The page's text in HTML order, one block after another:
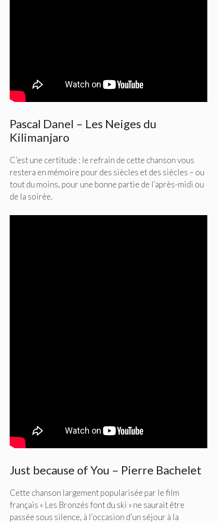
Pascal Danel – Les Neiges du
Kilimanjaro
C’est une certitude : le refrain de cette chanson vous
restera en mémoire pour des siècles et des siècles – ou
tout du moins, pour une bonne partie de l’après-midi ou
de la soirée.
Just because of You – Pierre Bachelet
Cette chanson largement popularisée par le film
français « Les Bronzés font du ski » ne saurait être
passée sous silence, à l’occasion d’un séjour à la